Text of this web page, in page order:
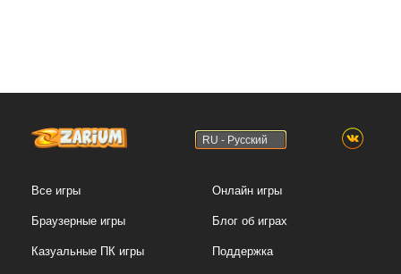
RU - Русский
Все игры
Браузерные игры
Казуальные ПК игры
Онлайн игры
Блог об играх
Поддержка